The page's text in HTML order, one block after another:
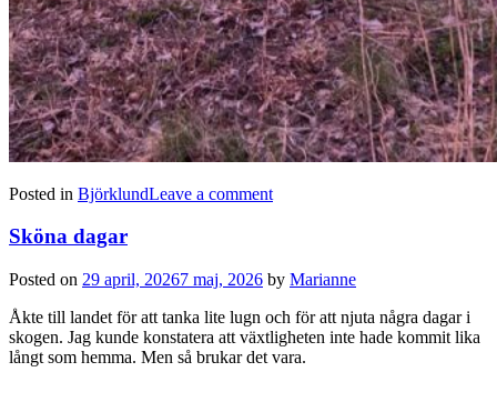
Posted in BjörklundLeave a comment
Sköna dagar
Posted on 29 april, 20267 maj, 2026 by Marianne
Åkte till landet för att tanka lite lugn och för att njuta några dagar i
skogen. Jag kunde konstatera att växtligheten inte hade kommit lika
långt som hemma. Men så brukar det vara.